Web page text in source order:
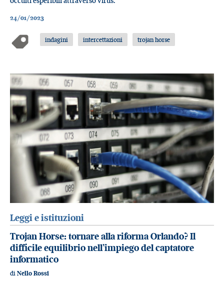
24/01/2023
indagini intercettazioni trojan horse
Leggi e istituzioni
Trojan Horse: tornare alla riforma Orlando? Il
difficile equilibrio nell’impiego del captatore
informatico
di Nello Rossi